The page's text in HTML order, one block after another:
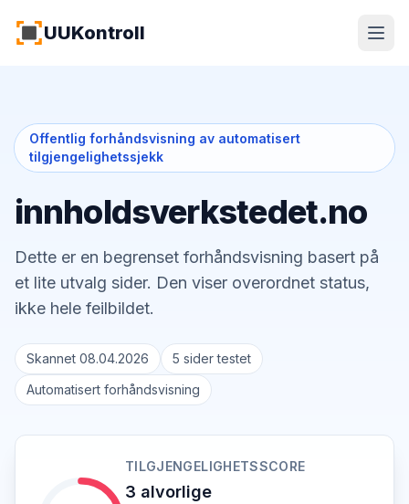
Hopp til hovedinnhold
UUKontroll
Offentlig forhåndsvisning av automatisert
tilgjengelighetssjekk
innholdsverkstedet.no
Dette er en begrenset forhåndsvisning basert på
et lite utvalg sider. Den viser overordnet status,
ikke hele feilbildet.
Skannet 08.04.2026
5 sider testet
Automatisert forhåndsvisning
TILGJENGELIGHETSSCORE
3 alvorlige